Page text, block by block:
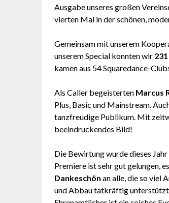
Ausgabe unseres großen
vierten Mal in der schönen,
Gemeinsam mit unserem
unserem Special konnten wir
kamen aus 54 Squaredance-
Als Caller begeisterten Marcus
Plus, Basic und Mainstream.
tanzfreudige Publikum. Mit
beeindruckendes Bild!
Die Bewirtung wurde dieses
Premiere ist sehr gut gelungen,
Dankeschön an alle, die so viel
und Abbau tatkräftig unterstützt